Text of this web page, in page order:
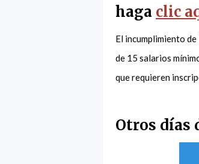
haga clic
El incumplimiento
de 15 salarios
que requieren
Otros días